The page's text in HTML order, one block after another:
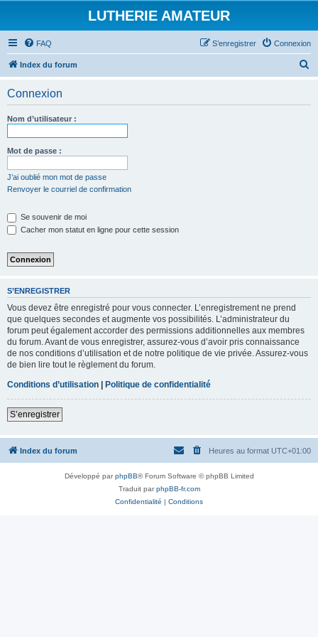
LUTHERIE AMATEUR
FAQ Connexion
S’enregistrer
Index du forum
Connexion
Nom d’utilisateur :
Mot de passe :
J’ai oublié mon mot de passe
Renvoyer le courriel de confirmation
Se souvenir de moi
Cacher mon statut en ligne pour cette session
S’ENREGISTRER
Vous devez être enregistré pour vous connecter. L’enregistrement ne prend
que quelques secondes et augmente vos possibilités. L’administrateur du
forum peut également accorder des permissions additionnelles aux membres
du forum. Avant de vous enregistrer, assurez-vous d’avoir pris connaissance
de nos conditions d’utilisation et de notre politique de vie privée. Assurez-vous
de bien lire tout le règlement du forum.
Conditions d’utilisation | Politique de confidentialité
S’enregistrer
Index du forum Heures au format UTC+01:00
Développé parphpBB® Forum Software © phpBB Limited
Traduit parphpBB-fr.com
Confidentialité | Conditions